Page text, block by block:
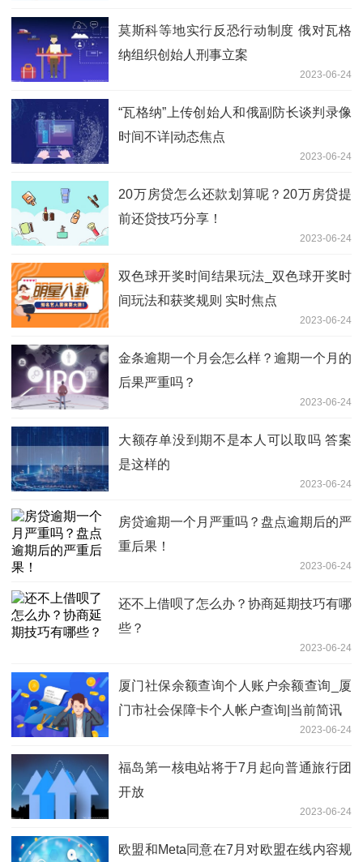
莫斯科等地实行反恐行动制度 俄对瓦格
纳组织创始人刑事立案
2023-06-24
“瓦格纳”上传创始人和俄副防长谈判录像
时间不详|动态焦点
2023-06-24
20万房贷怎么还款划算呢？20万房贷提
前还贷技巧分享！
2023-06-24
双色球开奖时间结果玩法_双色球开奖时
间玩法和获奖规则 实时焦点
2023-06-24
金条逾期一个月会怎么样？逾期一个月的
后果严重吗？
2023-06-24
大额存单没到期不是本人可以取吗 答案
是这样的
2023-06-24
房贷逾期一个月严重吗？盘点逾期后的严
重后果！
2023-06-24
还不上借呗了怎么办？协商延期技巧有哪
些？
2023-06-24
厦门社保余额查询个人账户余额查询_厦
门市社会保障卡个人帐户查询|当前简讯
2023-06-24
福岛第一核电站将于7月起向普通旅行团
开放
2023-06-24
欧盟和Meta同意在7月对欧盟在线内容规